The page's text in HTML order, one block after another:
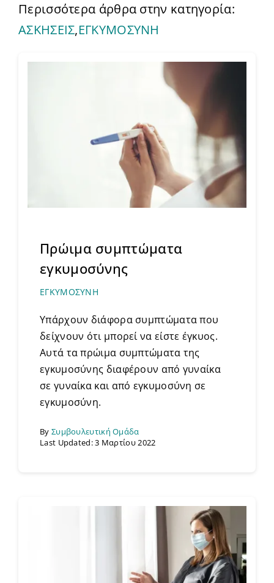
Περισσότερα άρθρα στην κατηγορία:
ΑΣΚΗΣΕΙΣ,ΕΓΚΥΜΟΣΥΝΗ
Πρώιμα συμπτώματα
εγκυμοσύνης
ΕΓΚΥΜΟΣΥΝΗ
Υπάρχουν διάφορα συμπτώματα που
δείχνουν ότι μπορεί να είστε έγκυος.
Αυτά τα πρώιμα συμπτώματα της
εγκυμοσύνης διαφέρουν από γυναίκα
σε γυναίκα και από εγκυμοσύνη σε
εγκυμοσύνη.
By Συμβουλευτική Ομάδα
Last Updated: 3 Μαρτίου 2022